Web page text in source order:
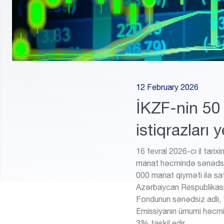
12 February 2026
İKZF-nin
istiqrazları
16 fevral 2026-cı il
manat həcmində
000 manat qiyməti ilə
Azərbaycan
Fondunun sənədsiz
Emissiyanın ümumi